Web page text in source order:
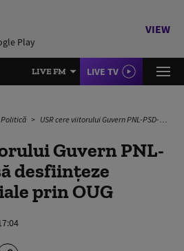
Play
VIEW
LIVE FM LIVE TV
Politică USR cere viitorului Guvern PNL-PSD-UDMR să desfiinţeze pensiile speciale prin OUG
Guvern PNL-
desfiinţeze
prin OUG